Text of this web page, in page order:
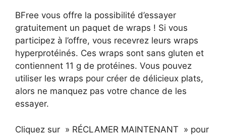
BFree vous offre la possibilité d’essayer
gratuitement un paquet de wraps ! Si vous
participez à l’offre, vous recevrez leurs wraps
hyperprotéinés. Ces wraps sont sans gluten et
contiennent 11 g de protéines. Vous pouvez
utiliser les wraps pour créer de délicieux plats,
alors ne manquez pas votre chance de les
essayer.
Cliquez sur » RÉCLAMER MAINTENANT » pour